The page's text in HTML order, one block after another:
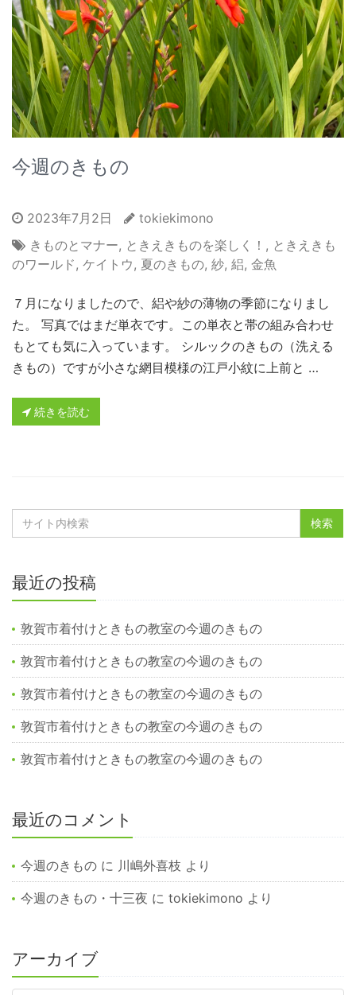
今週のきもの
2023年7月2日
tokiekimono
きものとマナー, ときえきものを楽しく！ , ときえきも
のワールド , ケイトウ , 夏のきもの, 紗, 絽, 金魚
７月になりましたので、絽や紗の薄物の季節になりまし
た。 写真ではまだ単衣です。この単衣と帯の組み合わせ
もとても気に入っています。 シルックのきもの（洗える
きもの）ですが小さな網目模様の江戸小紋に上前と …
続きを読む
最近の投稿
敦賀市着付けときもの教室の今週のきもの
敦賀市着付けときもの教室の今週のきもの
敦賀市着付けときもの教室の今週のきもの
敦賀市着付けときもの教室の今週のきもの
敦賀市着付けときもの教室の今週のきもの
最近のコメント
今週のきもの に 川嶋外喜枝 より
今週のきもの・十三夜 にtokiekimono より
アーカイブ